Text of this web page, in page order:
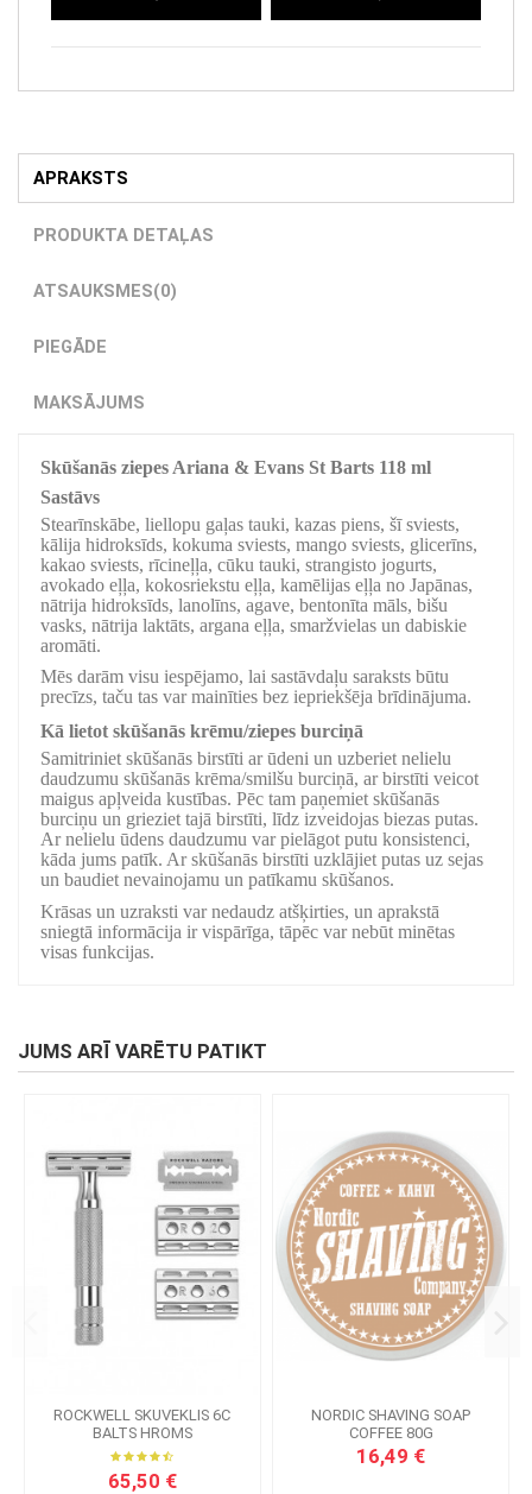
APRAKSTS
PRODUKTA DETAĻAS
ATSAUKSMES(0)
PIEGĀDE
MAKSĀJUMS
Skūšanās ziepes Ariana & Evans St Barts 118 ml
Sastāvs
Stearīnskābe, liellopu gaļas tauki, kazas piens, šī sviests,
kālija hidroksīds, kokuma sviests, mango sviests, glicerīns,
kakao sviests, rīcineļļa, cūku tauki, strangisto jogurts,
avokado eļļa, kokosriekstu eļļa, kamēlijas eļļa no Japānas,
nātrija hidroksīds, lanolīns, agave, bentonīta māls, bišu
vasks, nātrija laktāts, argana eļļa, smaržvielas un dabiskie
aromāti.
Mēs darām visu iespējamo, lai sastāvdaļu saraksts būtu
precīzs, taču tas var mainīties bez iepriekšēja brīdinājuma.
Kā lietot skūšanās krēmu/ziepes burciņā
Samitriniet skūšanās birstīti ar ūdeni un uzberiet nelielu
daudzumu skūšanās krēma/smilšu burciņā, ar birstīti veicot
maigus apļveida kustības. Pēc tam paņemiet skūšanās
burciņu un grieziet tajā birstīti, līdz izveidojas biezas putas.
Ar nelielu ūdens daudzumu var pielāgot putu konsistenci,
kāda jums patīk. Ar skūšanās birstīti uzklājiet putas uz sejas
un baudiet nevainojamu un patīkamu skūšanos.
Krāsas un uzraksti var nedaudz atšķirties, un aprakstā
sniegtā informācija ir vispārīga, tāpēc var nebūt minētas
visas funkcijas.
JUMS ARĪ VARĒTU PATIKT
ROCKWELL SKUVEKLIS 6C
BALTS HROMS
65,50 €
NORDIC SHAVING SOAP
COFFEE 80G
16,49 €